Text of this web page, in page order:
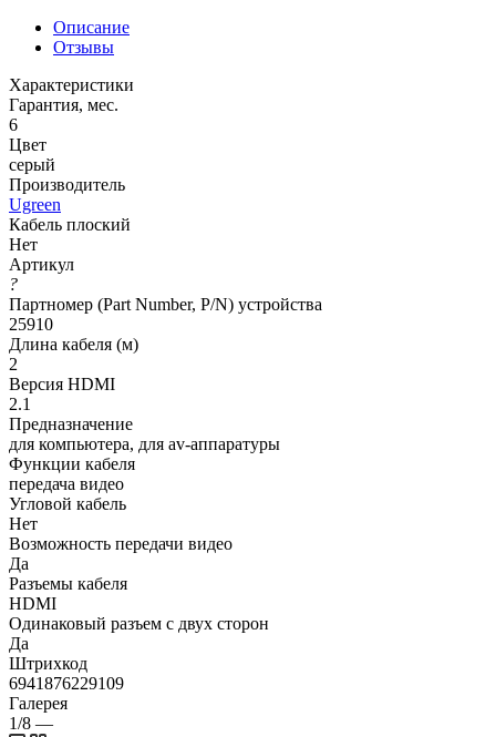
Описание
Отзывы
Характеристики
Гарантия, мес.
6
Цвет
серый
Производитель
Ugreen
Кабель плоский
Нет
Артикул
?
Партномер (Part Number, P/N) устройства
25910
Длина кабеля (м)
2
Версия HDMI
2.1
Предназначение
для компьютера, для av-аппаратуры
Функции кабеля
передача видео
Угловой кабель
Нет
Возможность передачи видео
Да
Разъемы кабеля
HDMI
Одинаковый разъем с двух сторон
Да
Штрихкод
6941876229109
Галерея
1/8 —